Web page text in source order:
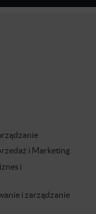
i Marketing
i
i zarządzanie